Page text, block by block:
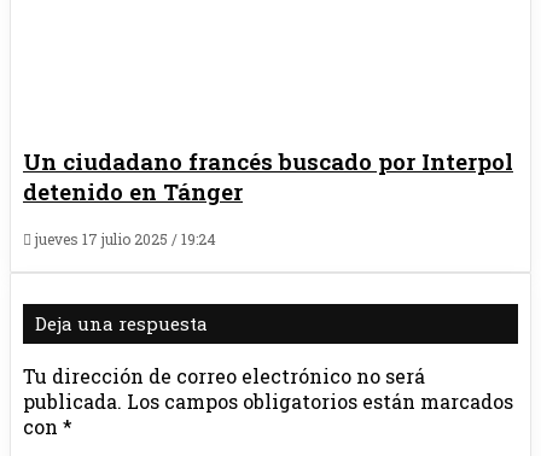
Un ciudadano francés buscado por Interpol
detenido en Tánger
jueves 17 julio 2025 / 19:24
Deja una respuesta
Tu dirección de correo electrónico no será
publicada. Los campos obligatorios están marcados
con *